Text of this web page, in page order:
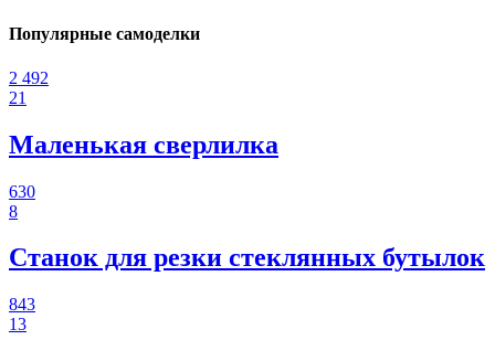
Популярные самоделки
2 492
21
Маленькая сверлилка
630
8
Станок для резки стеклянных бутылок
843
13